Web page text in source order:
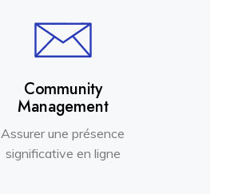
Community
Management
Assurer une présence
significative en ligne